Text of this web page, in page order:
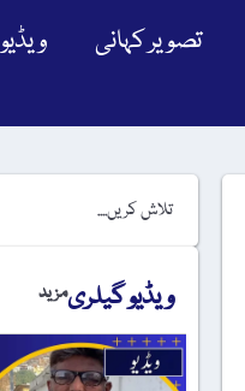
تصویر کہانی ویڈیو
ویڈیو گیلریمزید